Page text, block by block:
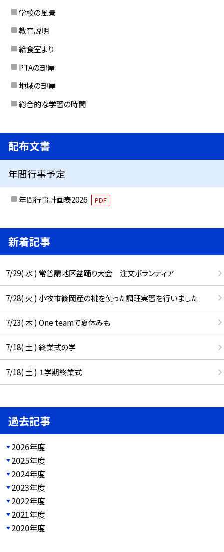
学校の風景
教育説明
給食室より
PTAの部屋
地域の部屋
総合的な学習の時間
配布文書
年間行事予定
年間行事計画表2026 PDF
新着記事
7/29( 水 ) 常普請地区盆踊り大会 注文ボランティア
7/28( 火 ) 小牧市篠岡産の桃を使った調理実習を行いました
7/23( 木 ) One teamで夏休みも
7/18( 土 ) 終業式の学
7/18( 土 ) １学期終業式
過去記事
2026年度
2025年度
2024年度
2023年度
2022年度
2021年度
2020年度